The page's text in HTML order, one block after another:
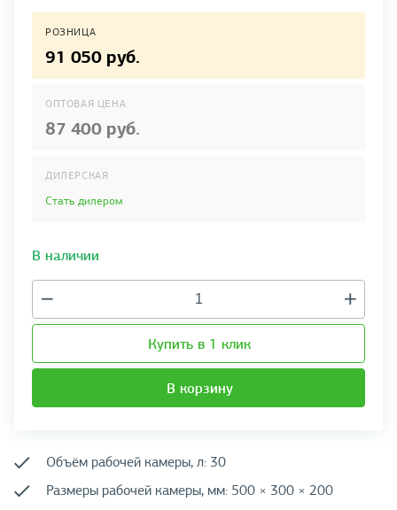
РОЗНИЦА
91 050 руб.
ОПТОВАЯ ЦЕНА
87 400 руб.
ДИЛЕРСКАЯ
Стать дилером
В наличии
Купить в 1 клик
В корзину
Объём рабочей камеры, л: 30
Размеры рабочей камеры, мм: 500 × 300 × 200